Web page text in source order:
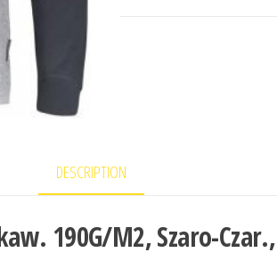
DESCRIPTION
190G/M2, Szaro-Czar.,